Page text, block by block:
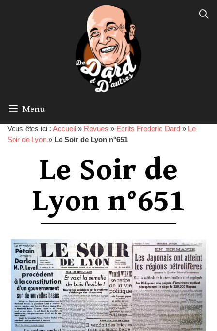
Menu
Vous êtes ici : Accueil » Revues » Ecrits Frederic Dard » Le
Soir de Lyon » Le Soir de Lyon n°651
Le Soir de
Lyon n°651